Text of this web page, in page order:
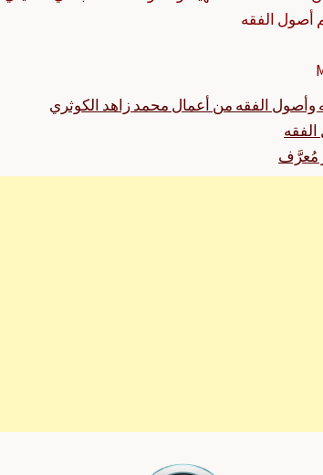
أصول الفقه
وأصول الفقه من أعمال محمد زاهد الكوثري
مُعرَّف